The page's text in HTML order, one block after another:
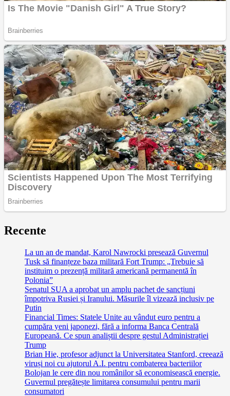
Recente
La un an de mandat, Karol Nawrocki presează Guvernul
Tusk să finanțeze baza militară Fort Trump: „Trebuie să
instituim o prezență militară americană permanentă în
Polonia”
Senatul SUA a aprobat un amplu pachet de sancțiuni
împotriva Rusiei și Iranului. Măsurile îl vizează inclusiv pe
Putin
Financial Times: Statele Unite au vândut euro pentru a
cumpăra yeni japonezi, fără a informa Banca Centrală
Europeană. Ce spun analiștii despre gestul Administrației
Trump
Brian Hie, profesor adjunct la Universitatea Stanford, creează
viruși noi cu ajutorul A.I. pentru combaterea bacteriilor
Bolojan le cere din nou românilor să economisească energie.
Guvernul pregătește limitarea consumului pentru marii
consumatori